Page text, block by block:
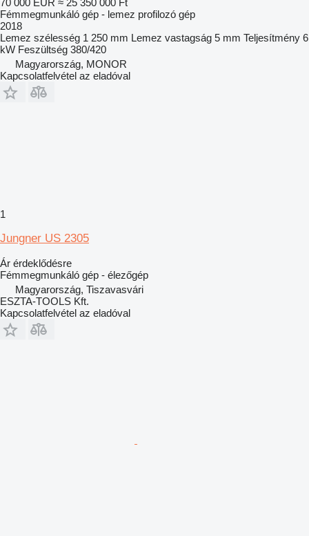
70 000 EUR ≈ 25 350 000 Ft
Fémmegmunkáló gép - lemez profilozó gép
2018
Lemez szélesség 1 250 mm Lemez vastagság 5 mm Teljesítmény 6
kW Feszültség 380/420
Magyarország, MONOR
Kapcsolatfelvétel az eladóval
1
Jungner US 2305
Ár érdeklődésre
Fémmegmunkáló gép - élezőgép
Magyarország, Tiszavasvári
ESZTA-TOOLS Kft.
Kapcsolatfelvétel az eladóval